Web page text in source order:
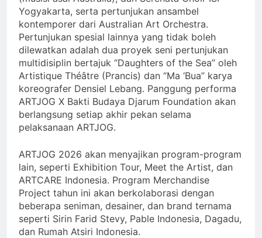
Yogyakarta, serta pertunjukan ansambel
kontemporer dari Australian Art Orchestra.
Pertunjukan spesial lainnya yang tidak boleh
dilewatkan adalah dua proyek seni pertunjukan
multidisiplin bertajuk “Daughters of the Sea” oleh
Artistique Théâtre (Prancis) dan “Ma ‘Bua” karya
koreografer Densiel Lebang. Panggung performa
ARTJOG X Bakti Budaya Djarum Foundation akan
berlangsung setiap akhir pekan selama
pelaksanaan ARTJOG.
ARTJOG 2026 akan menyajikan program-program
lain, seperti Exhibition Tour, Meet the Artist, dan
ARTCARE Indonesia. Program Merchandise
Project tahun ini akan berkolaborasi dengan
beberapa seniman, desainer, dan brand ternama
seperti Sirin Farid Stevy, Pable Indonesia, Dagadu,
dan Rumah Atsiri Indonesia.